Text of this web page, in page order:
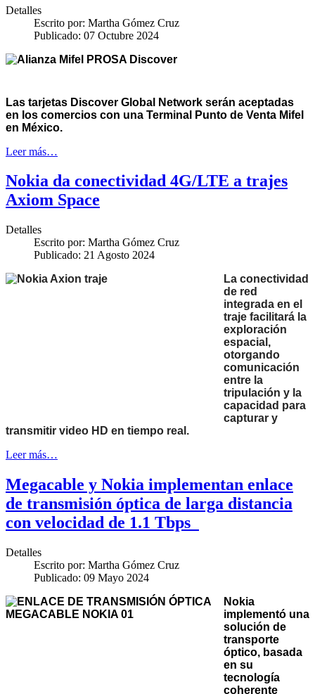
Detalles
Escrito por: Martha Gómez Cruz
Publicado: 07 Octubre 2024
Las tarjetas Discover Global Network serán aceptadas
en los comercios con una Terminal Punto de Venta Mifel
en México.
Leer más…
Nokia da conectividad 4G/LTE a trajes
Axiom Space
Detalles
Escrito por: Martha Gómez Cruz
Publicado: 21 Agosto 2024
La conectividad
de red
integrada en el
traje facilitará la
exploración
espacial,
otorgando
comunicación
entre la
tripulación y la
capacidad para
capturar y
transmitir video HD en tiempo real.
Leer más…
Megacable y Nokia implementan enlace
de transmisión óptica de larga distancia
con velocidad de 1.1 Tbps
Detalles
Escrito por: Martha Gómez Cruz
Publicado: 09 Mayo 2024
Nokia
implementó una
solución de
transporte
óptico, basada
en su
tecnología
coherente